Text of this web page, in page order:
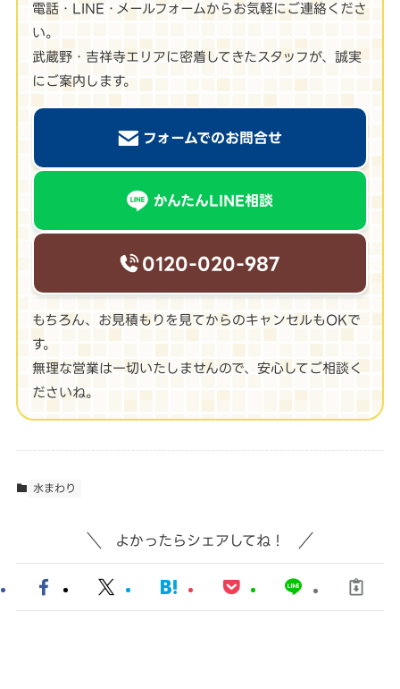
電話・LINE・メールフォームからお気軽にご連絡くださ
い。
武蔵野・吉祥寺エリアに密着してきたスタッフが、誠実
にご案内します。
フォームでのお問合せ
かんたんLINE相談
0120-020-987
もちろん、お見積もりを見てからのキャンセルもOKで
す。
無理な営業は一切いたしませんので、安心してご相談く
ださいね。
水まわり
よかったらシェアしてね！